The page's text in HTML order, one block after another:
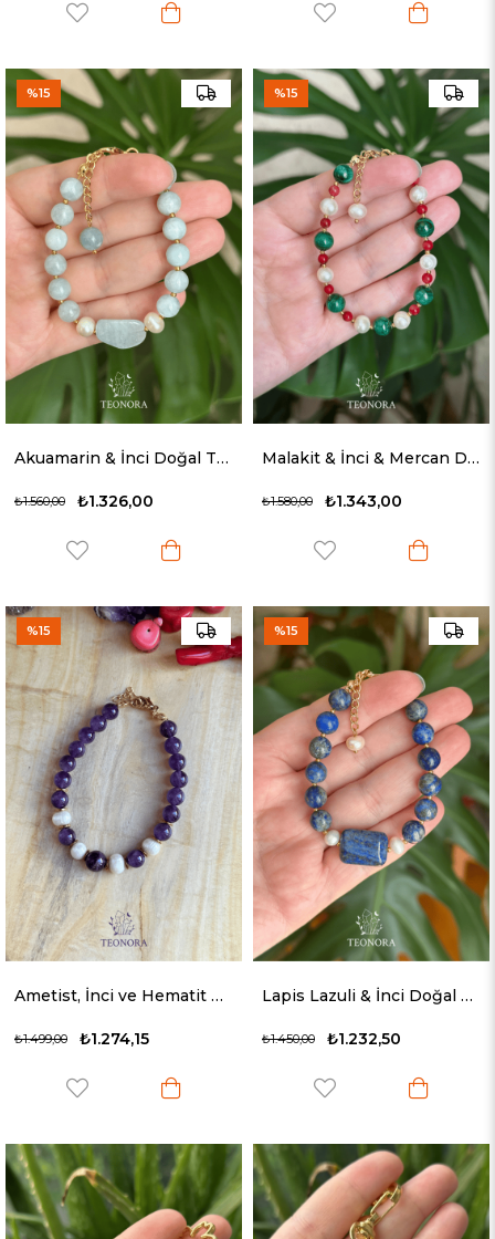
Akuamarin & İnci Doğal Taş Bileklik
₺1.326,00
₺1.560,00
%15
Malakit & İnci & Mercan Doğal Taş Bileklik
₺1.343,00
₺1.580,00
%15
Ametist, İnci ve Hematit Doğal Taş Bileklik
₺1.274,15
₺1.499,00
%15
Lapis Lazuli & İnci Doğal Taş Bileklik
₺1.232,50
₺1.450,00
%15